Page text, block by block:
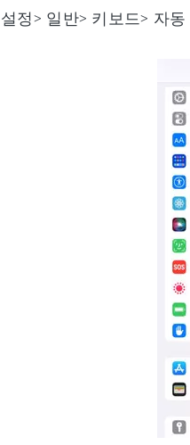
설정> 일반> 키보드> 자